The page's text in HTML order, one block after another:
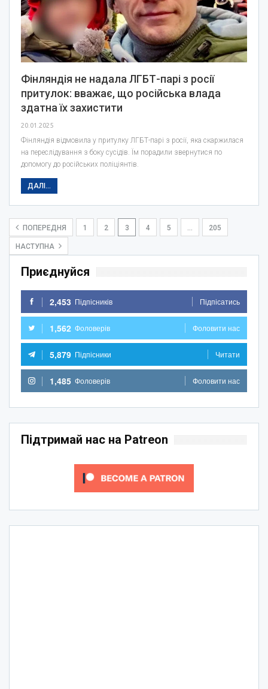
Фінляндія не надала ЛГБТ-парі з росії
притулок: вважає, що російська влада
здатна їх захистити
20.01.2025
Фінляндія відмовила у притулку ЛГБТ-парі з росії, яка скаржилася
на переслідування з боку сусідів. Їм порадили звернутися по
допомогу до російських поліціянтів.
ДАЛІ...
ПОПЕРЕДНЯ 1 2 3 4 5 205
НАСТУПНА
Приєднуйся
2,453 Підпісників Підпісатись
1,562 Фоловерів Фоловити нас
5,879 Підпісники Читати
1,485 Фоловерів Фоловити нас
Підтримай нас на Patreon